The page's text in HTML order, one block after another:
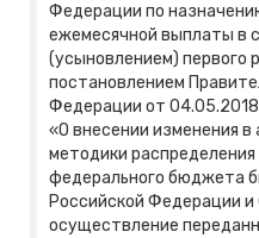
Федерации по
ежемесячной выплаты в
(усыновлением) первого
постановлением
Федерации от
«О внесении изменения
методики
федерального бюджета
Российской Федерации
осуществление